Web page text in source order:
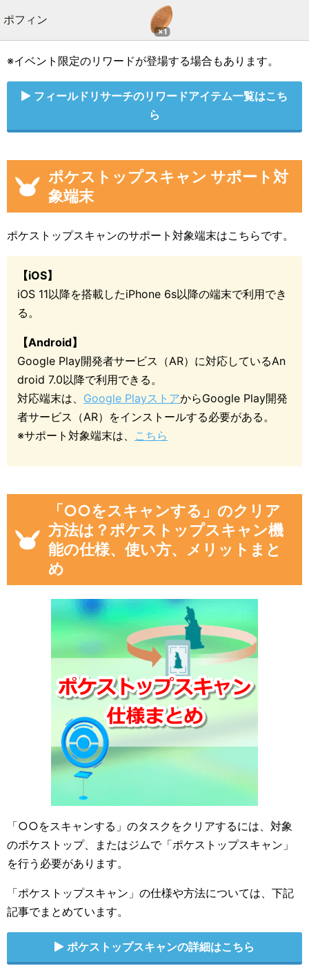
ポフィン
×1
※イベント限定のリワードが登場する場合もあります。
フィールドリサーチのリワードアイテム一覧はこち
ら
ポケストップスキャン サポート対
象端末
ポケストップスキャンのサポート対象端末はこちらです。
【iOS】
iOS 11以降を搭載したiPhone 6s以降の端末で利用でき
る。
【Android】
Google Play開発者サービス（AR）に対応しているAn
droid 7.0以降で利用できる。
対応端末は、 Google PlayストアからGoogle Play開発
者サービス（AR）をインストールする必要がある。
※サポート対象端末は、 こちら
「○○をスキャンする」のクリア
方法は？ポケストップスキャン機
能の仕様、使い方、メリットまと
め
「○○をスキャンする」のタスクをクリアするには、対象
のポケストップ、またはジムで「ポケストップスキャン」
を行う必要があります。
「ポケストップスキャン」の仕様や方法については、下記
記事でまとめています。
ポケストップスキャンの詳細はこちら